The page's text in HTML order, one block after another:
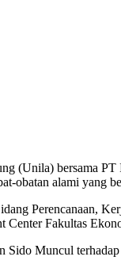
bersama PT
obatan alami yang
Perencanaan,
Center Fakultas
Muncul